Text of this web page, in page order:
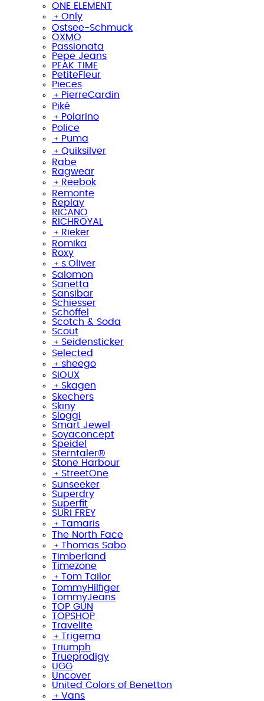
ONE ELEMENT
﹢ Only
Ostsee-Schmuck
OXMO
Passionata
Pepe Jeans
PEAK TIME
PetiteFleur
Pieces
﹢ PierreCardin
Piké
﹢ Polarino
Police
﹢ Puma
﹢ Quiksilver
Rabe
Ragwear
﹢ Reebok
Remonte
Replay
RICANO
RICHROYAL
﹢ Rieker
Romika
Roxy
﹢ s.Oliver
Salomon
Sanetta
Sansibar
Schiesser
Schöffel
Scotch & Soda
Scout
﹢ Seidensticker
Selected
﹢ sheego
SIOUX
﹢ Skagen
Skechers
Skiny
Sloggi
Smart Jewel
Soyaconcept
Speidel
Sterntaler®
Stone Harbour
﹢ StreetOne
Sunseeker
Superdry
Superfit
SURI FREY
﹢ Tamaris
The North Face
﹢ Thomas Sabo
Timberland
Timezone
﹢ Tom Tailor
TommyHilfiger
TommyJeans
TOP GUN
TOPSHOP
Travelite
﹢ Trigema
Triumph
Trueprodigy
UGG
Uncover
United Colors of Benetton
﹢ Vans